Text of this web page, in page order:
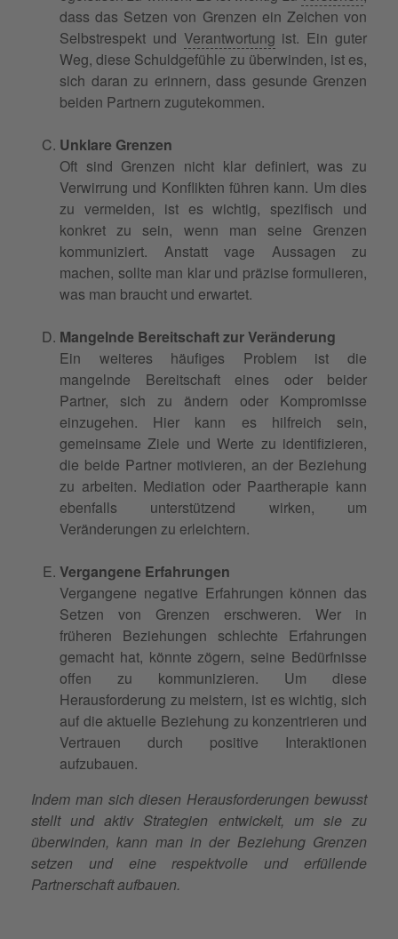
dass das Setzen von Grenzen ein Zeichen von
Selbstrespekt und Verantwortung ist. Ein guter
Weg, diese Schuldgefühle zu überwinden, ist es,
sich daran zu erinnern, dass gesunde Grenzen
beiden Partnern zugutekommen.
Unklare Grenzen
Oft sind Grenzen nicht klar definiert, was zu
Verwirrung und Konflikten führen kann. Um dies
zu vermeiden, ist es wichtig, spezifisch und
konkret zu sein, wenn man seine Grenzen
kommuniziert. Anstatt vage Aussagen zu
machen, sollte man klar und präzise formulieren,
was man braucht und erwartet.
Mangelnde Bereitschaft zur Veränderung
Ein weiteres häufiges Problem ist die
mangelnde Bereitschaft eines oder beider
Partner, sich zu ändern oder Kompromisse
einzugehen. Hier kann es hilfreich sein,
gemeinsame Ziele und Werte zu identifizieren,
die beide Partner motivieren, an der Beziehung
zu arbeiten. Mediation oder Paartherapie kann
ebenfalls unterstützend wirken, um
Veränderungen zu erleichtern.
Vergangene Erfahrungen
Vergangene negative Erfahrungen können das
Setzen von Grenzen erschweren. Wer in
früheren Beziehungen schlechte Erfahrungen
gemacht hat, könnte zögern, seine Bedürfnisse
offen zu kommunizieren. Um diese
Herausforderung zu meistern, ist es wichtig, sich
auf die aktuelle Beziehung zu konzentrieren und
Vertrauen durch positive Interaktionen
aufzubauen.
Indem man sich diesen Herausforderungen bewusst
stellt und aktiv Strategien entwickelt, um sie zu
überwinden, kann man in der Beziehung Grenzen
setzen und eine respektvolle und erfüllende
Partnerschaft aufbauen.